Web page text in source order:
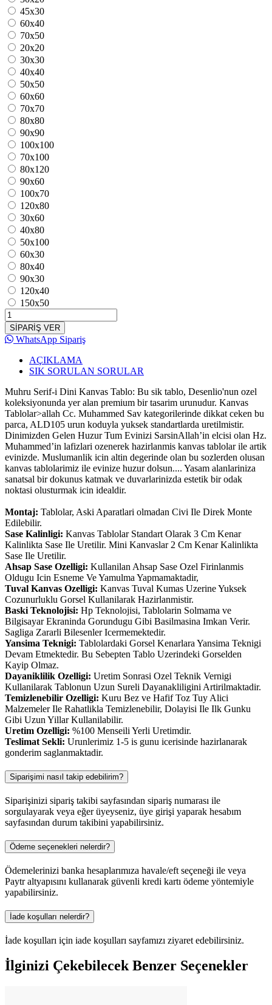
45x30
60x40
70x50
20x20
30x30
40x40
50x50
60x60
70x70
80x80
90x90
100x100
70x100
80x120
90x60
100x70
120x80
30x60
40x80
50x100
60x30
80x40
90x30
120x40
150x50
SİPARİŞ VER
WhatsApp Sipariş
AÇIKLAMA
SIK SORULAN SORULAR
Muhru Serif-i Dini Kanvas Tablo: Bu sik tablo, Desenlio'nun ozel
koleksiyonunda yer alan premium bir tasarim urunudur. Kanvas
Tablolar>allah Cc. Muhammed Sav kategorilerinde dikkat ceken bu
parca, ALD105 urun koduyla yuksek standartlarda uretilmistir.
Dinimizden Gelen Huzur Tum Evinizi SarsinAllah’in elcisi olan Hz.
Muhammed’in lafizlari ozenerek hazirlanmis kanvas tablolar ile artik
evinizde. Muslumanlik icin altin degerinde olan bu sozlerden olusan
kanvas tablolarimiz ile evinize huzur dolsun.... Yasam alanlariniza
sanatsal bir dokunus katmak ve duvarlarinizda estetik bir odak
noktasi olusturmak icin idealdir.
Montaj: Tablolar, Aski Aparatlari olmadan Civi Ile Direk Monte
Edilebilir.
Sase Kalinligi: Kanvas Tablolar Standart Olarak 3 Cm Kenar
Kalinlikta Sase Ile Uretilir. Mini Kanvaslar 2 Cm Kenar Kalinlikta
Sase Ile Uretilir.
Ahsap Sase Ozelligi: Kullanilan Ahsap Sase Ozel Firinlanmis
Oldugu Icin Esneme Ve Yamulma Yapmamaktadir,
Tuval Kanvas Ozelligi: Kanvas Tuval Kumas Uzerine Yuksek
Cozunurluklu Gorsel Kullanilarak Hazirlanmistir.
Baski Teknolojisi: Hp Teknolojisi, Tablolarin Solmama ve
Bilgisayar Ekraninda Gorundugu Gibi Basilmasina Imkan Verir.
Sagliga Zararli Bilesenler Icermemektedir.
Yansima Teknigi: Tablolardaki Gorsel Kenarlara Yansima Teknigi
Devam Etmektedir. Bu Sebepten Tablo Uzerindeki Gorselden
Kayip Olmaz.
Dayaniklilik Ozelligi: Uretim Sonrasi Ozel Teknik Vernigi
Kullanilarak Tablonun Uzun Sureli Dayanakliligini Artirilmaktadir.
Temizlenebilir Ozelligi: Kuru Bez ve Hafif Toz Tuy Alici
Malzemeler Ile Rahatlikla Temizlenebilir, Dolayisi Ile Ilk Gunku
Gibi Uzun Yillar Kullanilabilir.
Uretim Ozelligi: %100 Menseili Yerli Uretimdir.
Teslimat Sekli: Urunlerimiz 1-5 is gunu icerisinde hazirlanarak
gonderim saglanmaktadir.
Siparişimi nasıl takip edebilirim?
Siparişinizi sipariş takibi sayfasından sipariş numarası ile
sorgulayarak veya eğer üyeyseniz, üye girişi yaparak hesabım
sayfasından durum takibini yapabilirsiniz.
Ödeme seçenekleri nelerdir?
Ödemelerinizi banka hesaplarımıza havale/eft seçeneği ile veya
Paytr altyapısını kullanarak güvenli kredi kartı ödeme yöntemiyle
yapabilirsiniz.
İade koşulları nelerdir?
İade koşulları için iade koşulları sayfamızı ziyaret edebilirsiniz.
İlginizi Çekebilecek Benzer Seçenekler